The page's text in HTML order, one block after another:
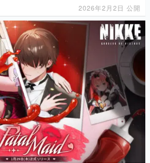
2026年2月2日 公開